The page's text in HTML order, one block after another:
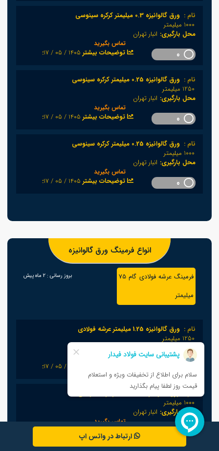
نام : ورق گالوانیزه 0.3 میلیمتر کرکره سینوسی
1000 میلیمتر
محل بارگیری: انبار تهران
تماس بگیرید
:توضیحات بیشتر1405 / 05 / 17
نام : ورق گالوانیزه 0.25 میلیمتر کرکره سینوسی
1250 میلیمتر
محل بارگیری: انبار تهران
تماس بگیرید
:توضیحات بیشتر1405 / 05 / 17
نام : ورق گالوانیزه 0.25 میلیمتر کرکره سینوسی
1000 میلیمتر
محل بارگیری: انبار تهران
تماس بگیرید
:توضیحات بیشتر1405 / 05 / 17
انواع فرمینگ ورق گالوانیزه
فرمینگ عرشه فولادی گام 75
میلیمتر
بروز رسانی : 2 ماه پیش
نام : ورق گالوانیزه 1.25 میلیمتر عرشه فولادی
1250 میلیمتر
محل بارگیری:
تماس بگیرید
ورق گالوانیزه 1.25 میلیمتر عرشه فولادی
1000 میلیمتر
محل بارگیری: انبار تهران
تماس بگیرید
0 :توضیحات بیشتر 1405 / 05 / 17
ارتباط در واتس اپ